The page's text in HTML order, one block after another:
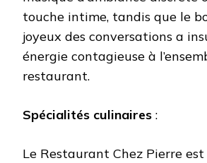
touche intime, tandis que le
joyeux des conversations a
énergie contagieuse à
restaurant.
Spécialités culinaires :
Le Restaurant Chez Pierre